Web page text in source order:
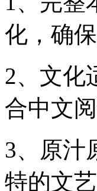
化，确
2、文化
合中文
3、原汁
特的文